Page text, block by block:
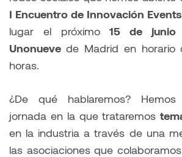
I Encuentro de Innovación
lugar el próximo15 de junio
Unonueve de Madrid en horario
horas.
¿De qué hablaremos?
jornada en la que trataremos
en la industria a través de una
las asociaciones que